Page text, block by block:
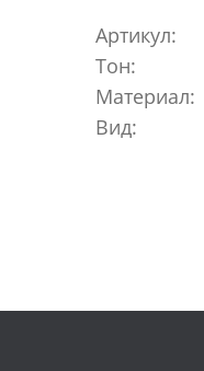
Артикул:
Тон:
Материал:
Вид: